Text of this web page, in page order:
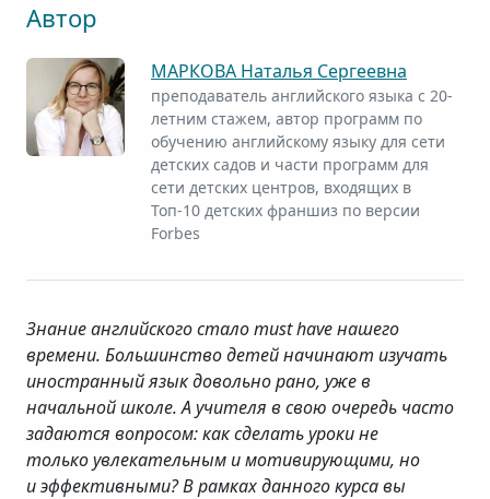
Автор
МАРКОВА Наталья Сергеевна
преподаватель английского языка с 20-
летним стажем, автор программ по
обучению английскому языку для сети
детских садов и части программ для
сети детских центров, входящих в
Топ-10 детских франшиз по версии
Forbes
Знание английского стало must have нашего
времени. Большинство детей начинают изучать
иностранный язык довольно рано, уже в
начальной школе. А учителя в свою очередь часто
задаются вопросом: как сделать уроки не
только увлекательным и мотивирующими, но
и эффективными? В рамках данного курса вы